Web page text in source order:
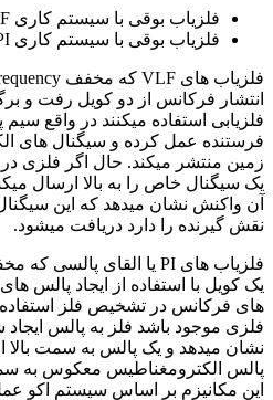
فلزیاب بوقی با سیستم کاری VLF
فلزیاب بوقی با سیستم کاری PI
انتشار فرکانس از دو کویل رفت و
فلزیابی استفاده میکنند در واقع سیم
فرستنده عمل کرده و سیگنال های
زمین منتشر میکند. حال اگر فلزی
یک سیگنال خاص را به بالا ارسال
آن واکنش نشان میدهد که این
نقش گیرنده را دارد دریافت میشود.
یک کویل با استفاده از ایجاد پالس
های فرکانس در تشخیص فلز
فلزی موجود باشد فلز به پالس
نشان میدهد و یک پالس به سمت
پالس الکترومغناطیس معکوس به سمت
این مکانیزم بر اساس سیستم اکو